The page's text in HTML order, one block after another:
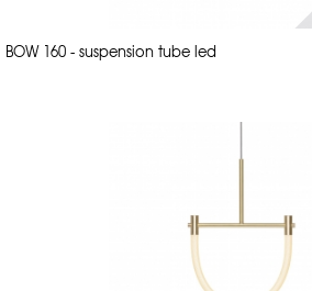
BOW 160 - suspension tube led